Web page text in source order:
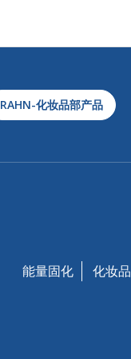
RAHN-化妆品部产品
能量固化 化妆品